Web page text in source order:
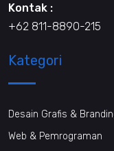
Kontak :
+62 811-8890-215
Kategori
Desain Grafis &
Web & Pemrograman